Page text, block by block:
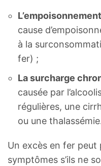
L’empoisonnement
cause
à la
fer) ;
La surcharge
causée par
régulières, une
ou une
Un excès en fer peut
symptômes s’ils ne